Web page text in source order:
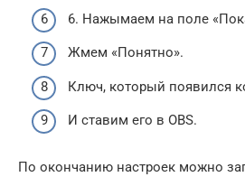
6. Нажымаем на поле
Жмем «Понятно».
Ключ, который появился
И ставим его в OBS.
По окончанию настроек можно